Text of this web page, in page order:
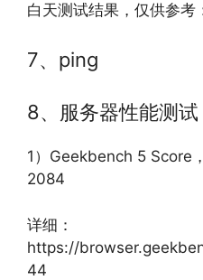
白天测试结果，仅供参考
7、ping
8、服务器性能测试
1）Geekbench 5 Score
2084
详细：
https://
44